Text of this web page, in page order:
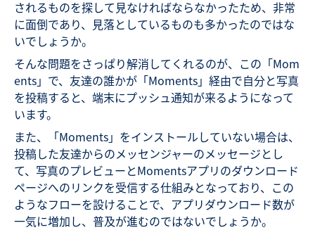
されるものを探して見なければならなかったため、非常
に面倒であり、見落としているものも多かったのではな
いでしょうか。
そんな問題をさっぱり解消してくれるのが、この「Mom
ents」で、友達の誰かが「Moments」経由で自分と写真
を投稿すると、端末にプッシュ通知が来るようになって
います。
また、「Moments」をインストールしていない場合は、
投稿した友達からのメッセンジャーのメッセージとし
て、写真のプレビューとMomentsアプリのダウンロード
ページへのリンクを受信する仕組みとなっており、この
ようなフローを設けることで、アプリダウンロード数が
一気に増加し、普及が進むのではないでしょうか。